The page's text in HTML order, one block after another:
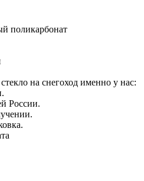
поликарбонат
на снегоход именно у нас:
России.